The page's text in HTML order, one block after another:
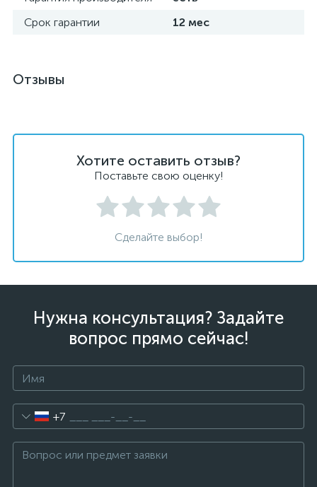
Срок гарантии
12 мес
Отзывы
Хотите оставить отзыв?
Поставьте свою оценку!
Сделайте выбор!
Нужна консультация? Задайте
вопрос прямо сейчас!
+7